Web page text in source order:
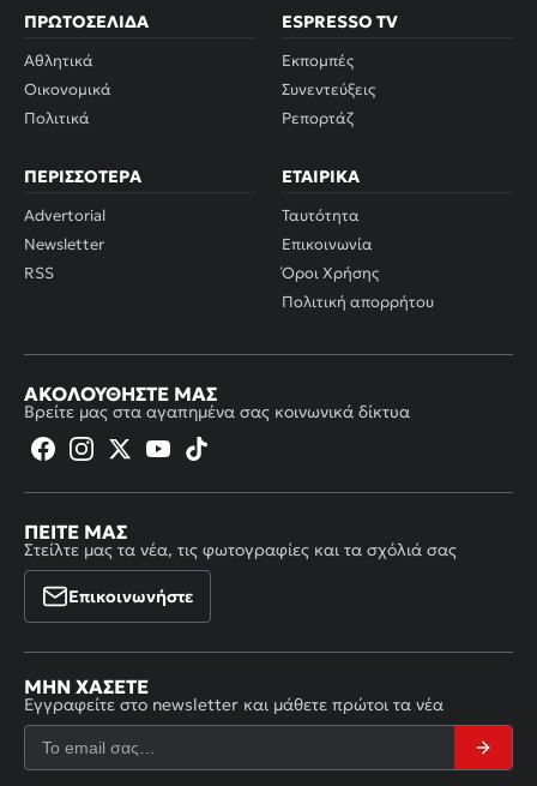
ΠΡΩΤΟΣΈΛΙΔΑ
Αθλητικά
Οικονομικά
Πολιτικά
ESPRESSO TV
Εκπομπές
Συνεντεύξεις
Ρεπορτάζ
ΠΕΡΙΣΣΌΤΕΡΑ
Advertorial
Newsletter
RSS
ΕΤΑΙΡΙΚΆ
Ταυτότητα
Επικοινωνία
Όροι Χρήσης
Πολιτική απορρήτου
ΑΚΟΛΟΥΘΉΣΤΕ ΜΑΣ
Βρείτε μας στα αγαπημένα σας κοινωνικά δίκτυα
ΠΕΊΤΕ ΜΑΣ
Στείλτε μας τα νέα, τις φωτογραφίες και τα σχόλιά σας
Επικοινωνήστε
ΜΗΝ ΧΆΣΕΤΕ
Εγγραφείτε στο newsletter και μάθετε πρώτοι τα νέα